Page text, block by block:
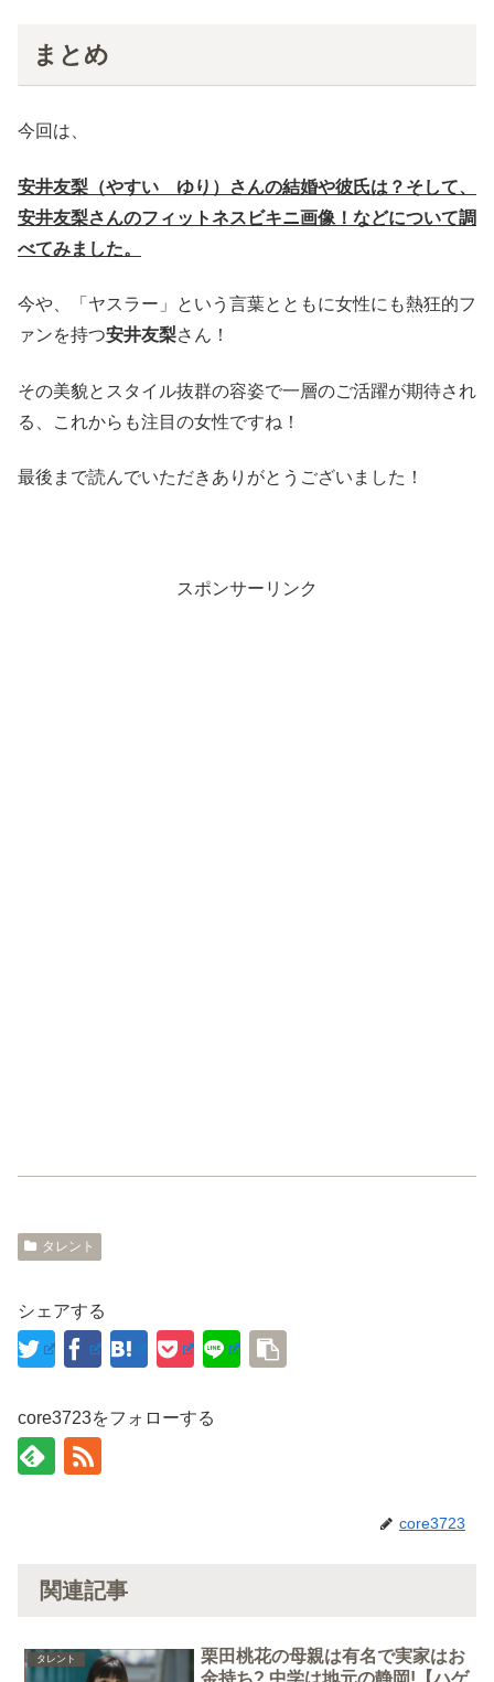
まとめ
今回は、
安井友梨（やすい ゆり）さんの結婚や彼氏は？そして、
安井友梨さんのフィットネスビキニ画像 ！などについて調
べてみました。
今や、「ヤスラー」という言葉とともに女性にも熱狂的フ
ァンを持つ安井友梨さん！
その美貌とスタイル抜群の容姿で一層のご活躍が期待され
る、これからも注目の女性ですね！
最後まで読んでいただきありがとうございました！
スポンサーリンク
タレント
シェアする
core3723をフォローする
core3723
関連記事
タレント
栗田桃花の母親は有名で実家はお